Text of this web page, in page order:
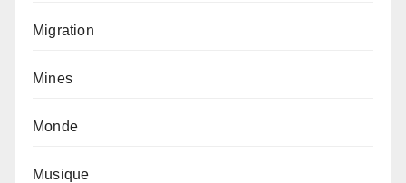
Migration
Mines
Monde
Musique